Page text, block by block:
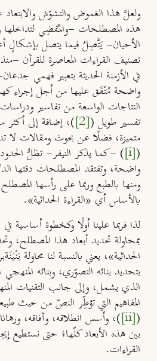
ولعلَّ هذا الغموض والتشوّش
هذه المصطلحات -والمـُفضِي لتداخلها
الأحيان- يَتَّصِلُ فيما يتصل
تصنيف القراءات المعاصرة للقرآن -
في الأزمنة الحديثة بتعبير فهمي
واضحة مُتّفَق عليها من أجل إجراء
النتاجات الواسعة من تفاسير
تفسير طويل ([2] )، إضافة إلى أكثر
متميزة، فضلًا عن بحوث ومقالات
(
[i] ) -كما يذكر النيفر- تظلُّ
واضحة، وتفتقد المصطلحات دقتها
ومنها بالطبع وربما على رأسها
بالأساس أي «القراءة الحداثية».
لذا فربما علينا أولًا وكخطوة أساسية في
بمحاولة تحديد أبعاد هذا المصطلح،
الحداثية»، يعني بالنسبة لنا محاولة
بتحديد بنائه التصوّري، وبنائه
الذي يشمل، وإلى جانب التقنيات
المفاهيم التي تؤطِّر النصّ من حيث
(
[ii] )، وأسس انطلاقه، وآفاقه،
بين هذه الأبعاد كلّها؛ حتى نستطيع
القراءات.